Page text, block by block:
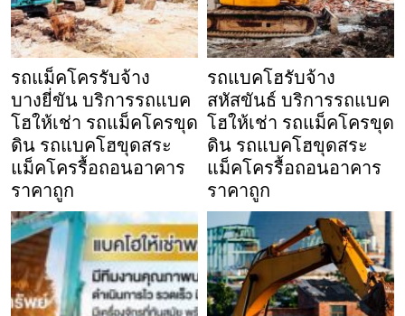
รถแม็คโครรับจ้าง
บางยี่ขัน บริการรถแบค
โฮให้เช่า รถแม็คโครขุด
ดิน รถแบคโฮขุดสระ
แม็คโครรื้อถอนอาคาร
ราคาถูก
รถแบคโฮรับจ้าง
สหัสขันธ์ บริการรถแบค
โฮให้เช่า รถแม็คโครขุด
ดิน รถแบคโฮขุดสระ
แม็คโครรื้อถอนอาคาร
ราคาถูก